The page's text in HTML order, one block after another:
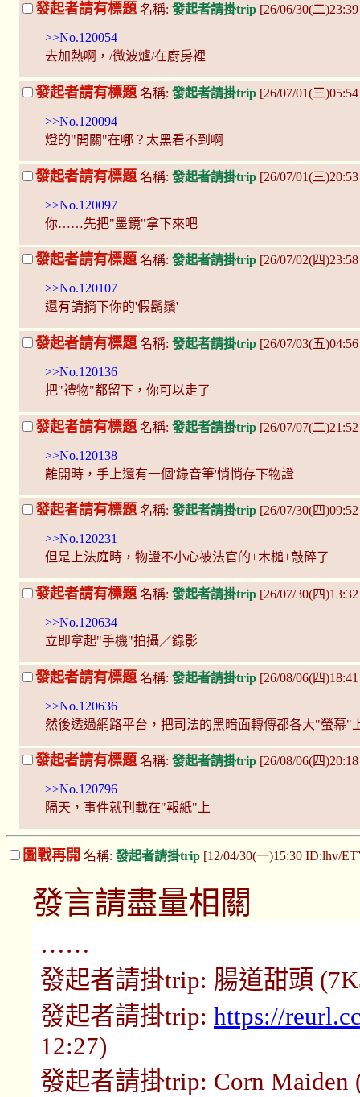
發起者請有標題 名稱: 發起者請掛trip [26/06/30(二
>>No.120054
去加熱啊，/微波爐/在廚房裡
發起者請有標題 名稱: 發起者請掛trip [26/07/01(三
>>No.120094
燈的"開關"在哪？太黑看不到啊
發起者請有標題 名稱: 發起者請掛trip [26/07/01(三
>>No.120097
你……先把"墨鏡"拿下來吧
發起者請有標題名稱: 發起者請掛trip [26/07/02(四
>>No.120107
還有請摘下你的'假鬍鬚'
發起者請有標題 名稱: 發起者請掛trip [26/07/03(五
>>No.120136
把"禮物"都留下，你可以走了
發起者請有標題 名稱: 發起者請掛trip [26/07/07(二
>>No.120138
離開時，手上還有一個'錄音筆'悄悄存下物證
發起者請有標題名稱: 發起者請掛trip [26/07/30(四
>>No.120231
但是上法庭時，物證不小心被法官的+木槌+敲碎了
發起者請有標題 名稱: 發起者請掛trip [26/07/30(四
>>No.120634
立即拿起"手機"拍攝／錄影
發起者請有標題 名稱: 發起者請掛trip [26/08/06(四
>>No.120636
然後透過網路平台，把司法的黑暗面轉傳都各大"螢幕"
發起者請有標題名稱: 發起者請掛trip [26/08/06(四
>>No.120796
隔天，事件就刊載在"報紙"上
圖戰再開 名稱: 發起者請掛trip [12/04/30(一)15:30 ID:lhv/
發言請盡量相關
……
發起者請掛trip: 腸道甜頭
發起者請掛trip: https://
12:27)
發起者請掛trip: Corn Maiden